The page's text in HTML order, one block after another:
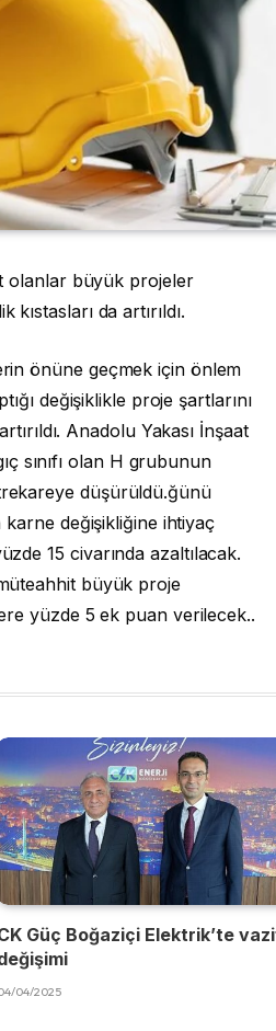
olanlar büyük projeler
da artırıldı.
önüne geçmek için önlem
değişiklikle proje şartlarını
Anadolu Yakası İnşaat
sınıfı olan H grubunun
düşürüldü.ğünü
değişikliğine ihtiyaç
15 civarında azaltılacak.
büyük proje
yüzde 5 ek puan verilecek..
Güç Boğaziçi Elektrik’te
04/2025